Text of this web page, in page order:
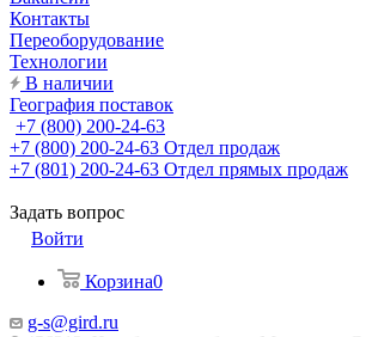
Контакты
Переоборудование
Технологии
В наличии
География поставок
+7 (800) 200-24-63
+7 (800) 200-24-63 Отдел продаж
+7 (801) 200-24-63 Отдел прямых продаж
Задать вопрос
Войти
Корзина0
g-s@gird.ru